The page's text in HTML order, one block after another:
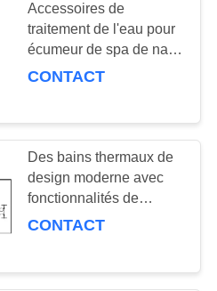
Accessoires de
traitement de l'eau pour
écumeur de spa de nage
en ABS Xleisure,
CONTACT
Des bains thermaux de
design moderne avec
fonctionnalités de
massage Armoires de
CONTACT